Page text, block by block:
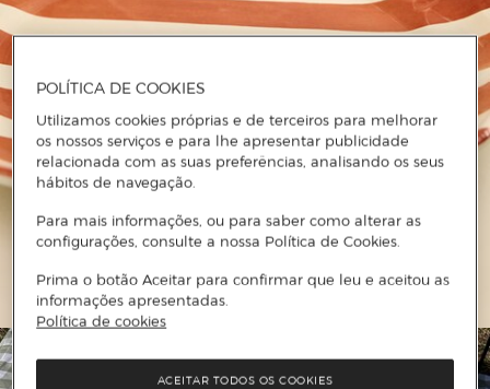
POLÍTICA DE COOKIES
Utilizamos cookies próprias e de terceiros para melhorar
os nossos serviços e para lhe apresentar publicidade
relacionada com as suas preferências, analisando os seus
hábitos de navegação.
Para mais informações, ou para saber como alterar as
configurações, consulte a nossa Política de Cookies.
Prima o botão Aceitar para confirmar que leu e aceitou as
informações apresentadas.
Política de cookies
ACEITAR TODOS OS COOKIES